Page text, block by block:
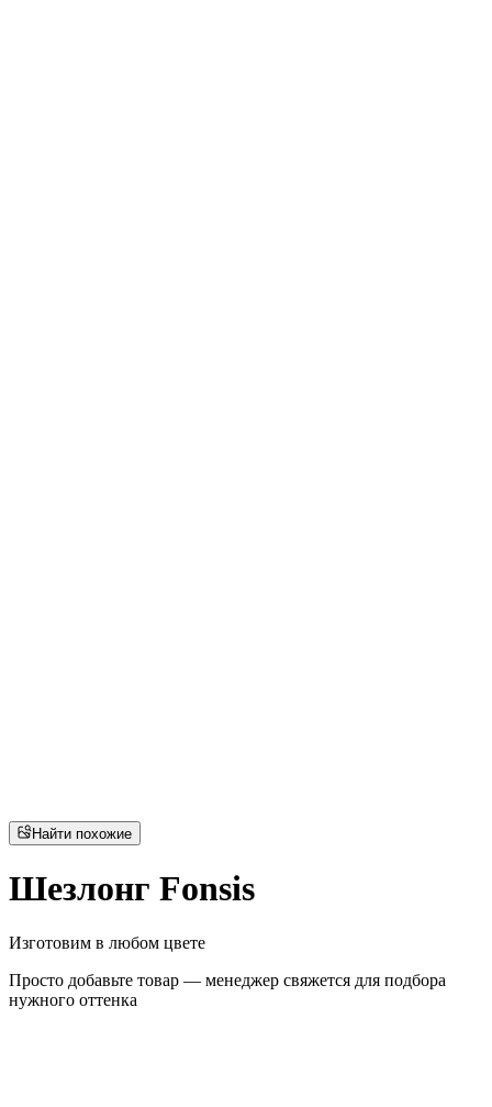
Найти похожие
Шезлонг Fonsis
Изготовим в любом цвете
Просто добавьте товар — менеджер свяжется для подбора
нужного оттенка